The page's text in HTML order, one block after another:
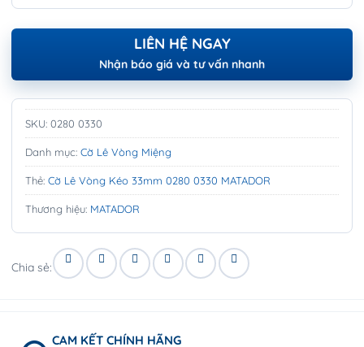
LIÊN HỆ NGAY
Nhận báo giá và tư vấn nhanh
SKU: 0280 0330
Danh mục: Cờ Lê Vòng Miệng
Thẻ: Cờ Lê Vòng Kéo 33mm 0280 0330 MATADOR
Thương hiệu: MATADOR
Chia sẻ:
CAM KẾT CHÍNH HÃNG